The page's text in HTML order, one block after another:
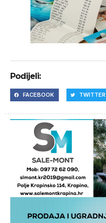
Podijeli:
FACEBOOK TWITTER